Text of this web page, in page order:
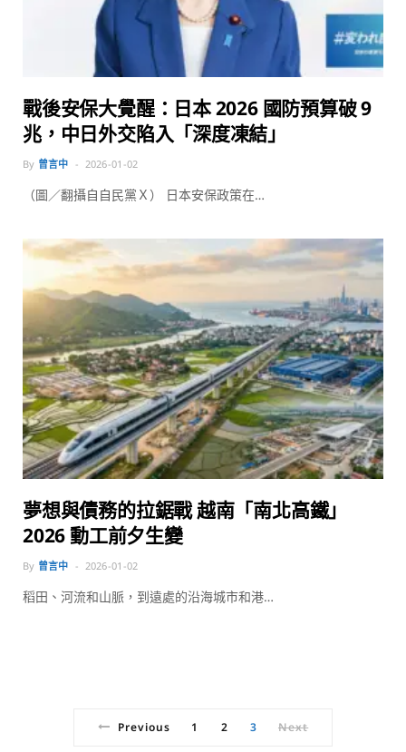
戰後安保大覺醒：日本 2026 國防預算破 9
兆，中日外交陷入「深度凍結」
By 曾言中 2026-01-02
（圖／翻攝自自民黨Ｘ） 日本安保政策在…
夢想與債務的拉鋸戰 越南「南北高鐵」
2026 動工前夕生變
By 曾言中 2026-01-02
稻田、河流和山脈，到遠處的沿海城市和港…
Previous 1 2 3 Next